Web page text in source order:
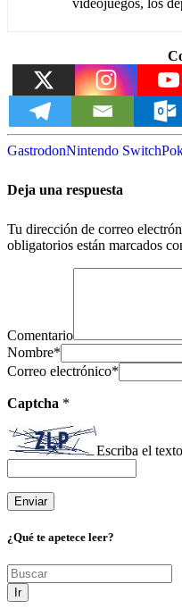
GastrodonNintendo Switch
Deja una respuesta
Tu dirección de correo
obligatorios están marcados
Comentario
Nombre*
Correo electrónico*
Captcha *
Escriba el
¿Qué te apetece leer?
Ir